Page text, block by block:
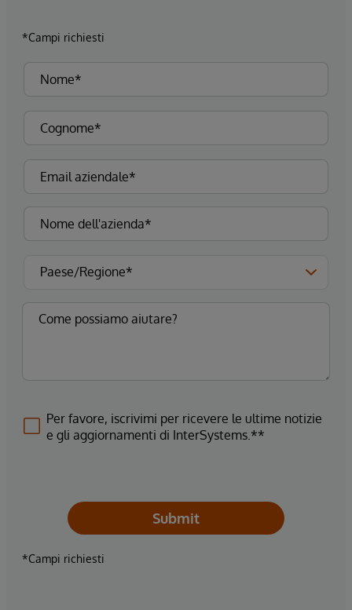
*Campi richiesti
Per favore, iscrivimi per ricevere le ultime notizie
e gli aggiornamenti di InterSystems.**
Submit
*Campi richiesti